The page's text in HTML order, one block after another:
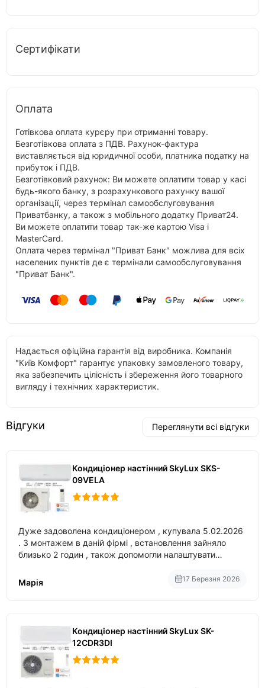
Сертифікати
Оплата
Готівкова оплата курєру при отриманні товару.
Безготівкова оплата з ПДВ. Рахунок-фактура
виставляється від юридичної особи, платника податку на
прибуток і ПДВ.
Безготівковий рахунок: Ви можете оплатити товар у касі
будь-якого банку, з розрахункового рахунку вашої
організації, через термінал самообслуговування
Приватбанку, а також з мобільного додатку Приват24.
Ви можете оплатити товар так-же картою Visa і
MasterCard.
Оплата через термінал "Приват Банк" можлива для всіх
населених пунктів де є термінали самообслуговування
"Приват Банк".
Надається офіційна гарантія від виробника. Компанія
"Київ Комфорт" гарантує упаковку замовленого товару,
яка забезпечить цілісність і збереження його товарного
вигляду і технічних характеристик.
Відгуки Переглянути всі відгуки
Кондиціонер настінний SkyLux SKS-
09VELA
Дуже задоволена кондиціонером , купувала 5.02.2026
. З монтажем в даній фірмі , встановлення зайняло
близько 2 годин , також допомогли налаштувати
Марія
17 Березня 2026
Кондиціонер настінний SkyLux SK-
12CDR3DI